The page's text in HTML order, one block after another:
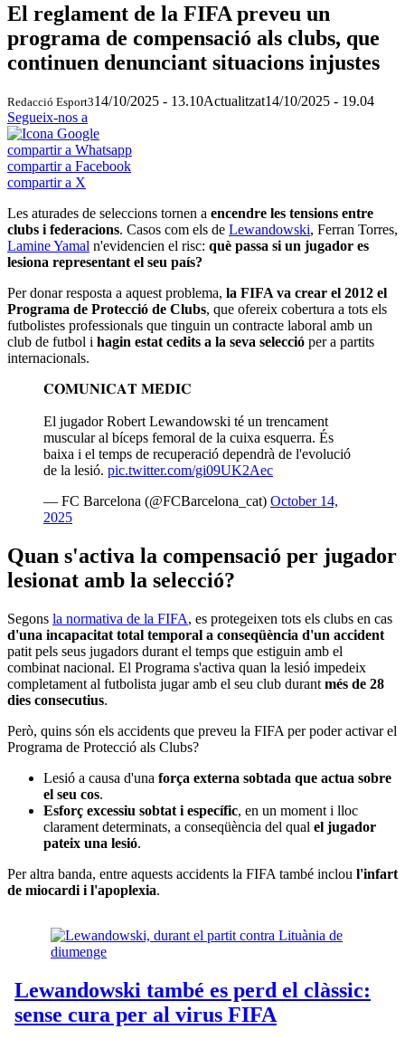
El reglament de la FIFA preveu un
programa de compensació als clubs, que
continuen denunciant situacions injustes
Redacció Esport314/10/2025 - 13.10Actualitzat14/10/2025 - 19.04
Segueix-nos a
compartir a Whatsapp
compartir a Facebook
compartir a X
Les aturades de seleccions tornen a encendre les tensions entre
clubs i federacions. Casos com els de Lewandowski, Ferran Torres,
LamineYamal n'evidencien el risc: què passa si un jugador es
lesiona representant el seu país?
Per donar resposta a aquest problema, la FIFA va crear el 2012 el
Programa de Protecció de Clubs, que ofereix cobertura a tots els
futbolistes professionals que tinguin un contracte laboral amb un
club de futbol i hagin estat cedits a la seva selecció per a partits
internacionals.
𝐂𝐎𝐌𝐔𝐍𝐈𝐂𝐀𝐓 𝐌𝐄̀𝐃𝐈𝐂
El jugador Robert Lewandowski té un trencament
muscular al bíceps femoral de la cuixa esquerra. És
baixa i el temps de recuperació dependrà de l'evolució
de la lesió. pic.twitter.com/gi09UK2Aec
— FC Barcelona (@FCBarcelona_cat) October 14,
2025
Quan s'activa la compensació per jugador
lesionat amb la selecció?
Segons la normativa de la FIFA, es protegeixen tots els clubs en cas
d'una incapacitat total temporal a conseqüència d'un accident
patit pels seus jugadors durant el temps que estiguin amb el
combinat nacional. El Programa s'activa quan la lesió impedeix
completament al futbolista jugar amb el seu club durant més de 28
dies consecutius.
Però, quins són els accidents que preveu la FIFA per poder activar el
Programa de Protecció als Clubs?
Lesió a causa d'una força externa sobtada que actua sobre
el seu cos.
Esforç excessiu sobtat i específic, en un moment i lloc
clarament determinats, a conseqüència del qual el jugador
pateix una lesió.
Per altra banda, entre aquests accidents la FIFA també inclou l'infart
de miocardi i l'apoplexia.